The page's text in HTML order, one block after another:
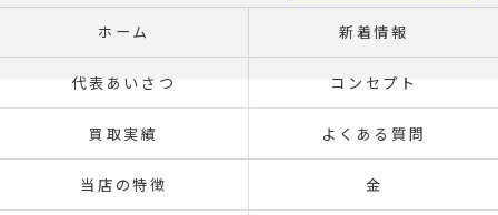
ホーム 新着情報
代表あいさつ コンセプト
買取実績 よくある質問
当店の特徴 金